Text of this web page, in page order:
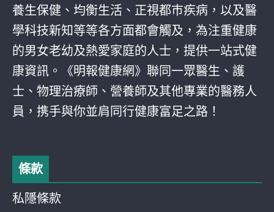
養生保健、均衡生活、正視都巿疾病，以及醫
學科技新知等等各方面都會觸及，為注重健康
的男女老幼及熱愛家庭的人士，提供一站式健
康資訊。《明報健康網》聯同一眾醫生、護
士、物理治療師、營養師及其他專業的醫務人
員，携手與你並肩同行健康富足之路！
條款
私隱條款